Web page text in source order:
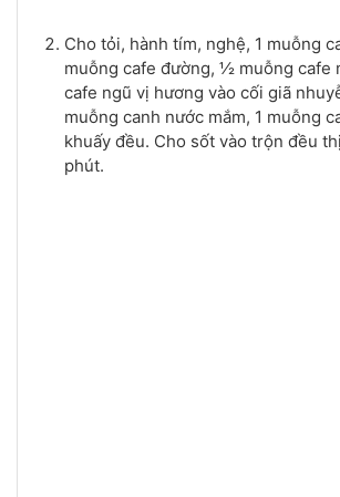
Cho tỏi, hành tím, nghệ, 1 muỗng
muỗng cafe đường, ½ muỗng cafe
cafe ngũ vị hương vào cối giã
muỗng canh nước mắm, 1 muỗng
khuấy đều. Cho sốt vào trộn đều
phút.